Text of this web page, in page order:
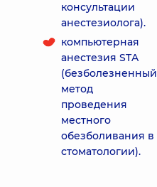
консультации
анестезиолога).
компьютерная
анестезия STA
(безболезненный
метод
проведения
местного
обезболивания в
стоматологии).